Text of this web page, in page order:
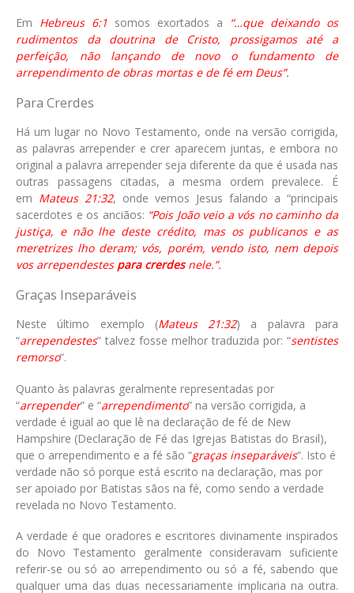
Em Hebreus 6:1 somos exortados a
“…que deixando os
rudimentos da doutrina de Cristo, prossigamos até a
perfeição, não lançando de novo o fundamento de
arrependimento de obras mortas e de fé em Deus”.
Para Crerdes
Há um lugar no Novo Testamento, onde na versão corrigida,
as palavras arrepender e crer aparecem juntas, e embora no
original a palavra arrepender seja diferente da que é usada nas
outras passagens citadas, a mesma ordem prevalece. É
em Mateus 21:32, onde vemos Jesus falando a “principais
sacerdotes e os anciãos: “Pois João veio a vós no caminho da
justiça, e não lhe deste crédito, mas os publicanos e as
meretrizes lho deram; vós, porém, vendo isto, nem depois
vos arrependestes para crerdesnele.”.
Graças Inseparáveis
Neste último exemplo (Mateus 21:32) a palavra para
“arrependestes” talvez fosse melhor traduzida por: “sentistes
remorso“.
Quanto às palavras geralmente representadas por
“arrepender” e “arrependimento” na versão corrigida, a
verdade é igual ao que lê na declaração de fé de New
Hampshire (Declaração de Fé das Igrejas Batistas do Brasil),
que o arrependimento e a fé são “graças inseparáveis“. Isto é
verdade não só porque está escrito na declaração, mas por
ser apoiado por Batistas sãos na fé, como sendo a verdade
revelada no Novo Testamento.
A verdade é que oradores e escritores divinamente inspirados
do Novo Testamento geralmente consideravam suficiente
referir-se ou só ao arrependimento ou só a fé, sabendo que
qualquer uma das duas necessariamente implicaria na outra.